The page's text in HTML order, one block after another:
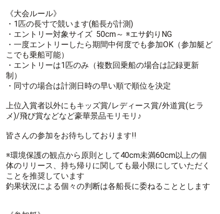
《大会ルール》
・1匹の長寸で競います(船長が計測)
・エントリー対象サイズ 50cm～ ※エサ釣りNG
・一度エントリーしたら期間中何度でも参加OK（参加艇ど
こでも乗船可能）
・エントリーは1匹のみ（複数回乗船の場合は記録更新
制）
・同寸の場合は計測日時の早い順で順位を決定
上位入賞者以外にもキッズ賞/レディース賞/外道賞(ヒラ
メ)/飛び賞などなど豪華景品モリモリ♪
皆さんの参加をお待ちしております!!
※環境保護の観点から原則として40cm未満60cm以上の個
体のリリース、持ち帰りに関しても最小限にしていただく
ことを推奨しています
釣果状況による個々の判断は各船長に委ねることとします